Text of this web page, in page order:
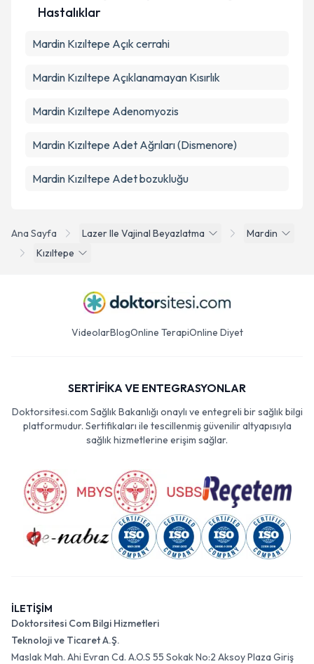
Ana Sayfa Lazer Ile Vajinal Beyazlatma
Mardin
Kızıltepe
Hastalıklar
Mardin Kızıltepe Açık cerrahi
Mardin Kızıltepe Açıklanamayan Kısırlık
Mardin Kızıltepe Adenomyozis
Mardin Kızıltepe Adet Ağrıları (Dismenore)
Mardin Kızıltepe Adet bozukluğu
VideolarBlogOnline TerapiOnline Diyet
SERTİFİKA VE ENTEGRASYONLAR
Doktorsitesi.com Sağlık Bakanlığı onaylı ve entegreli bir sağlık bilgi
platformudur. Sertifikaları ile tescillenmiş güvenilir altyapısıyla
sağlık hizmetlerine erişim sağlar.
İLETİŞİM
Doktorsitesi Com Bilgi Hizmetleri
Teknoloji ve Ticaret A.Ş.
Maslak Mah. Ahi Evran Cd. A.O.S 55 Sokak No:2 Aksoy Plaza Giriş